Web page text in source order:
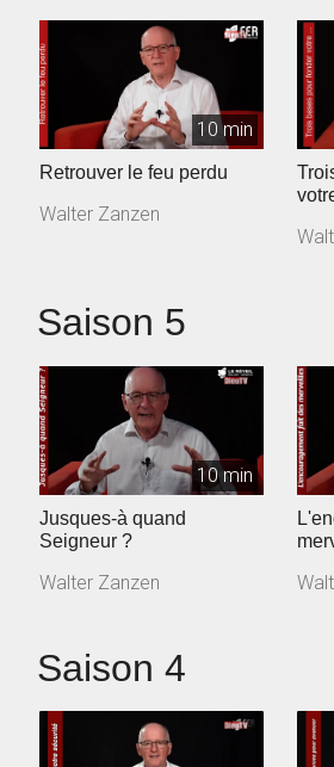
10 min
Retrouver le feu perdu
Walter Zanzen
Saison 5
10 min
Jusques-à quand
Seigneur ?
Walter Zanzen
Saison 4